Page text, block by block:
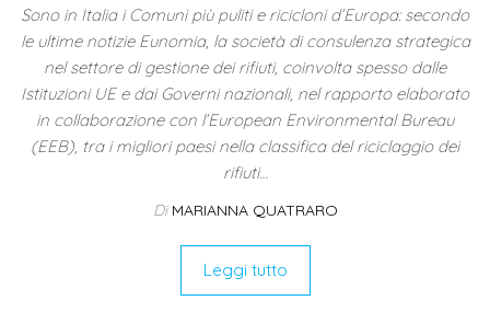
Sono in Italia i Comuni più puliti e ricicloni d’Europa: secondo
le ultime notizie Eunomia, la società di consulenza strategica
nel settore di gestione dei rifiuti, coinvolta spesso dalle
Istituzioni UE e dai Governi nazionali, nel rapporto elaborato
in collaborazione con l’European Environmental Bureau
(EEB), tra i migliori paesi nella classifica del riciclaggio dei
rifiuti…
Di MARIANNA QUATRARO
Leggi tutto